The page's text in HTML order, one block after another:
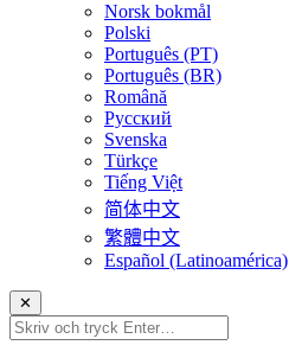
Norsk bokmål
Polski
Português (PT)
Português (BR)
Română
Русский
Svenska
Türkçe
Tiếng Việt
简体中文
繁體中文
Español (Latinoamérica)
✕